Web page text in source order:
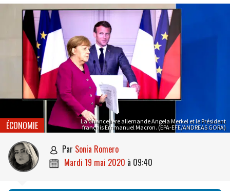
La Chancelière allemande Angela Merkel et le Président
français Emmanuel Macron. (EPA-EFE/ANDREAS GORA)
ÉCONOMIE
 par Sonia Romero
 mardi 19 mai 2020 à 09:40